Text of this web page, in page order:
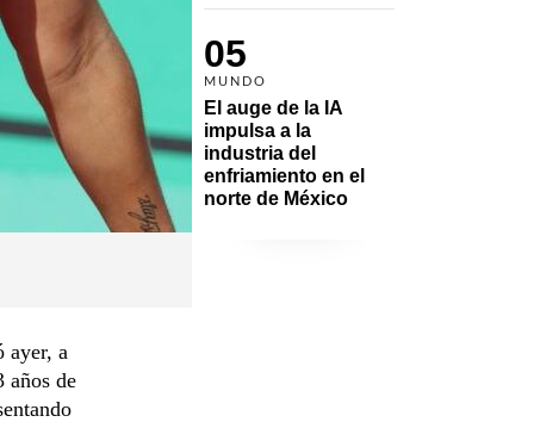
05
MUNDO
El auge de la IA
impulsa a la
industria del
enfriamiento en el
norte de México
ayer, a
años de